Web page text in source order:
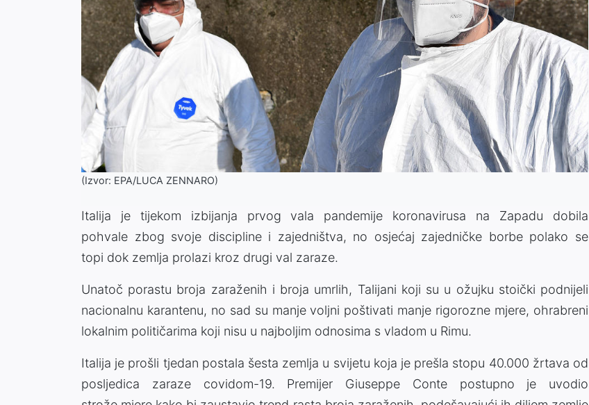
(Izvor: EPA/LUCA ZENNARO)
Italija je tijekom izbijanja prvog vala pandemije koronavirusa na Zapadu dobila
pohvale zbog svoje discipline i zajedništva, no osjećaj zajedničke borbe polako se
topi dok zemlja prolazi kroz drugi val zaraze.
Unatoč porastu broja zaraženih i broja umrlih, Talijani koji su u ožujku stoički podnijeli
nacionalnu karantenu, no sad su manje voljni poštivati manje rigorozne mjere, ohrabreni
lokalnim političarima koji nisu u najboljim odnosima s vladom u Rimu.
Italija je prošli tjedan postala šesta zemlja u svijetu koja je prešla stopu 40.000 žrtava od
posljedica zaraze covidom-19. Premijer Giuseppe Conte postupno je uvodio